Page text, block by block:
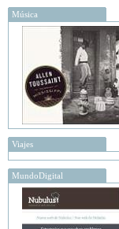
Música
Viajes
MundoDigital